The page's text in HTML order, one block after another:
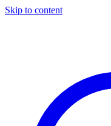
Skip to content